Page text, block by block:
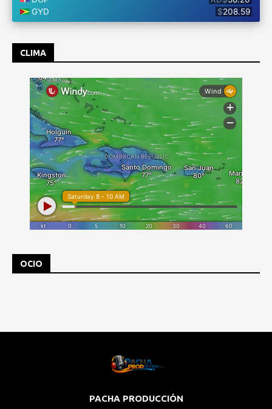
CLIMA
OCIO
PACHA PRODUCCIÓN